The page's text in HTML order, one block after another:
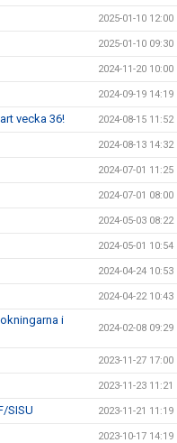
2025-01-10 12:00
2025-01-10 09:30
2024-11-20 10:00
2024-09-19 14:19
vecka 36! 2024-08-15 11:52
2024-08-13 14:32
2024-07-01 11:25
2024-07-01 08:00
2024-05-03 08:22
2024-05-01 10:54
2024-04-24 10:53
2024-04-22 10:43
i
2024-02-08 09:29
2023-11-27 17:00
2023-11-23 11:21
SISU 2023-11-21 11:19
2023-10-17 14:19